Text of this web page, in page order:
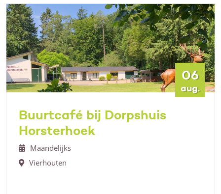
06
aug.
Buurtcafé bij Dorpshuis
Horsterhoek
Maandelijks
Vierhouten